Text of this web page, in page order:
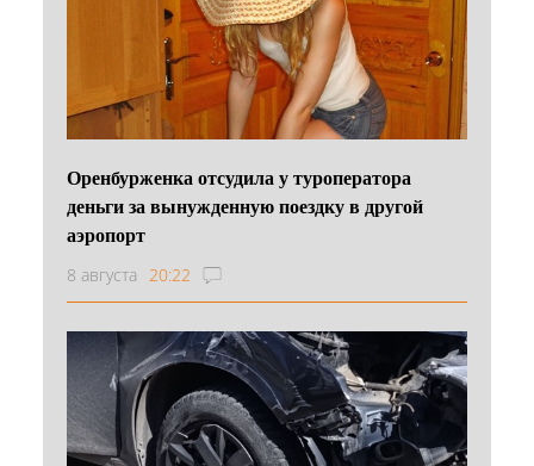
Оренбурженка отсудила у туроператора
деньги за вынужденную поездку в другой
аэропорт
8 августа 20:22